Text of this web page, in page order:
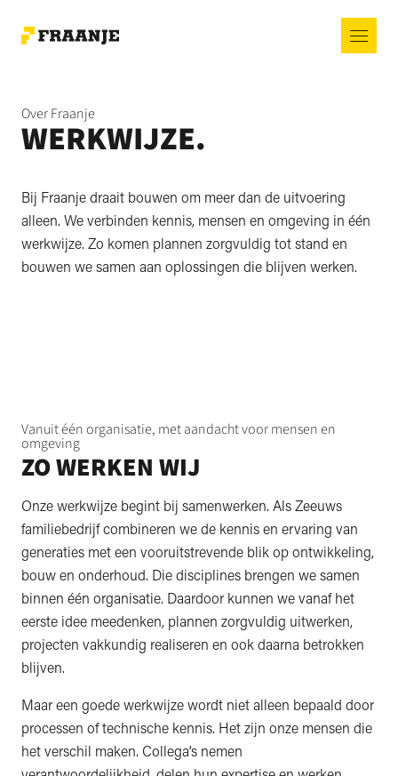
Over Fraanje
WERKWIJZE.
Bij Fraanje draait bouwen om meer dan de uitvoering
alleen. We verbinden kennis, mensen en omgeving in één
werkwijze. Zo komen plannen zorgvuldig tot stand en
bouwen we samen aan oplossingen die blijven werken.
Vanuit één organisatie, met aandacht voor mensen en
omgeving
ZO WERKEN WIJ
Onze werkwijze begint bij samenwerken. Als Zeeuws
familiebedrijf combineren we de kennis en ervaring van
generaties met een vooruitstrevende blik op ontwikkeling,
bouw en onderhoud. Die disciplines brengen we samen
binnen één organisatie. Daardoor kunnen we vanaf het
eerste idee meedenken, plannen zorgvuldig uitwerken,
projecten vakkundig realiseren en ook daarna betrokken
blijven.
Maar een goede werkwijze wordt niet alleen bepaald door
processen of technische kennis. Het zijn onze mensen die
het verschil maken. Collega’s nemen